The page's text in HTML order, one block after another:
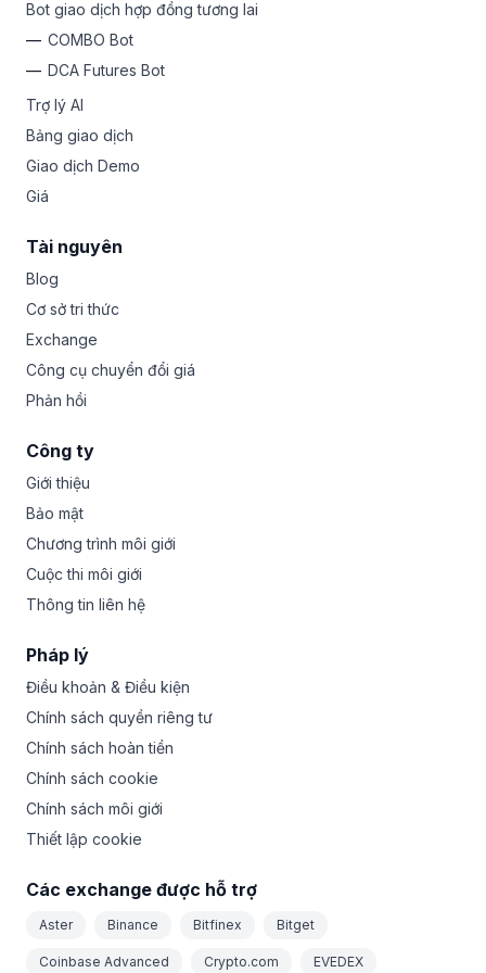
Bot giao dịch hợp đồng tương lai
COMBO Bot
DCA Futures Bot
Trợ lý AI
Bảng giao dịch
Giao dịch Demo
Giá
Tài nguyên
Blog
Cơ sở tri thức
Exchange
Công cụ chuyển đổi giá
Phản hồi
Công ty
Giới thiệu
Bảo mật
Chương trình môi giới
Cuộc thi môi giới
Thông tin liên hệ
Pháp lý
Điều khoản & Điều kiện
Chính sách quyền riêng tư
Chính sách hoàn tiền
Chính sách cookie
Chính sách môi giới
Thiết lập cookie
Các exchange được hỗ trợ
Aster Binance Bitfinex Bitget
Coinbase Advanced Crypto.com EVEDEX